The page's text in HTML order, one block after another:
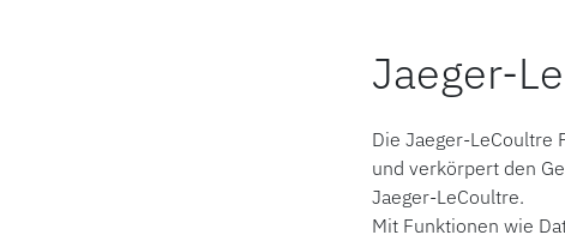
Jaeger-
Die Jaeger-LeCoultre
und verkörpert den
Jaeger-LeCoultre.
Mit Funktionen wie